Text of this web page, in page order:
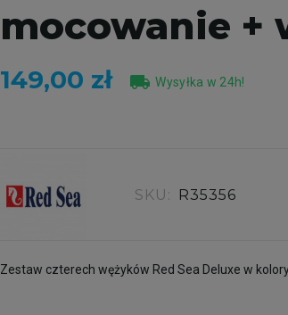
mocowanie +
149,00 zł local_shipping Wysyłka w 24h!
SKU: R35356
Zestaw czterech wężyków Red Sea Deluxe w